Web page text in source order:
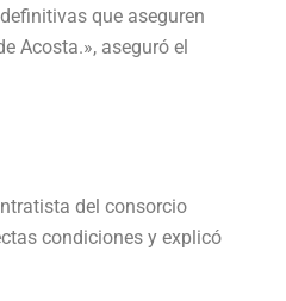
que aseguren
Acosta.», aseguró el
del consorcio
condiciones y explicó